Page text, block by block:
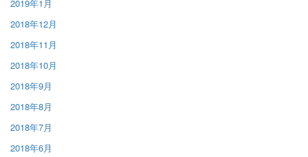
2019年1月
2018年12月
2018年11月
2018年10月
2018年9月
2018年8月
2018年7月
2018年6月